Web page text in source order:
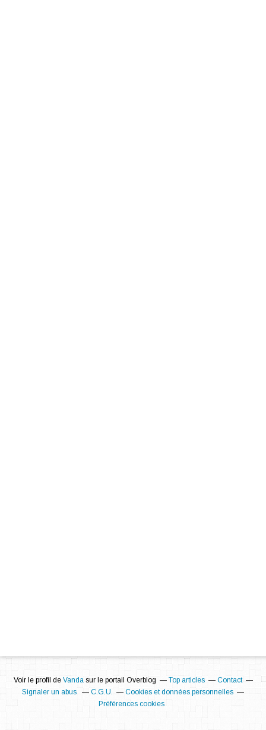
Voir le profil de Vandasur le portail Overblog Top articles
Contact
Signaler un abus
C.G.U.
Cookies et données personnelles
Préférences cookies